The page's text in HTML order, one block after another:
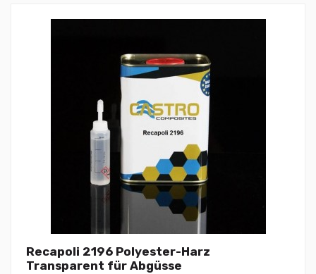
Recapoli 2196 Polyester-Harz
Transparent für Abgüsse